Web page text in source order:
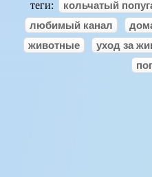
теги: кольчатый
любимый канал
животные
уход за